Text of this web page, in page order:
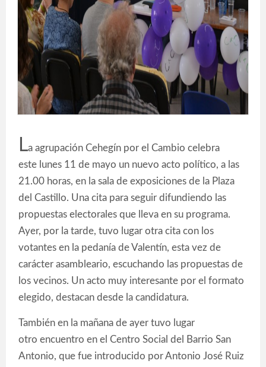
La agrupación Cehegín por el Cambio celebra
este lunes 11 de mayo un nuevo acto político, a las
21.00 horas, en la sala de exposiciones de la Plaza
del Castillo. Una cita para seguir difundiendo las
propuestas electorales que lleva en su programa.
Ayer, por la tarde, tuvo lugar otra cita con los
votantes en la pedanía de Valentín, esta vez de
carácter asambleario, escuchando las propuestas de
los vecinos. Un acto muy interesante por el formato
elegido, destacan desde la candidatura.
También en la mañana de ayer tuvo lugar
otro encuentro en el Centro Social del Barrio San
Antonio, que fue introducido por Antonio José Ruiz